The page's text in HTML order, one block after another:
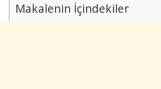
Makalenin İçindekiler